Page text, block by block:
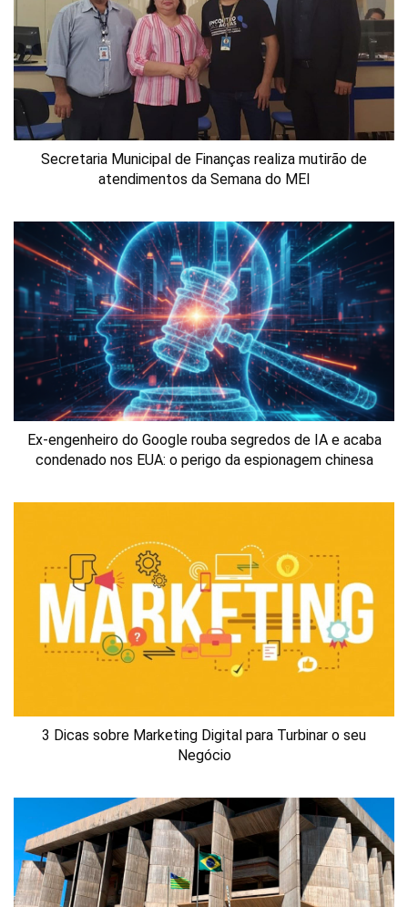
Secretaria Municipal de Finanças realiza mutirão de
atendimentos da Semana do MEI
Ex-engenheiro do Google rouba segredos de IA e acaba
condenado nos EUA: o perigo da espionagem chinesa
3 Dicas sobre Marketing Digital para Turbinar o seu
Negócio